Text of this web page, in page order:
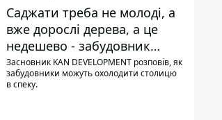
Саджати треба не молоді, а
вже дорослі дерева, а це
недешево - забудовник
Ніконов
Засновник KAN DEVELOPMENT розповів, як
забудовники можуть охолодити столицю
в спеку.